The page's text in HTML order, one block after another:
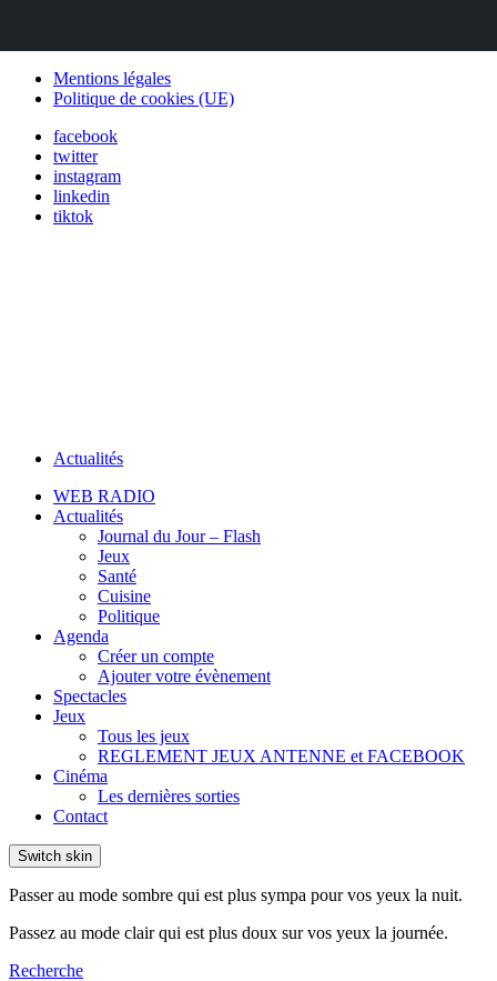
Mentions légales
Politique de cookies (UE)
facebook
twitter
instagram
linkedin
tiktok
Actualités
WEB RADIO
Actualités
Journal du Jour – Flash
Jeux
Santé
Cuisine
Politique
Agenda
Créer un compte
Ajouter votre évènement
Spectacles
Jeux
Tous les jeux
REGLEMENT JEUX ANTENNE et FACEBOOK
Cinéma
Les dernières sorties
Contact
Switch skin
Passer au mode sombre qui est plus sympa pour vos yeux la nuit.
Passez au mode clair qui est plus doux sur vos yeux la journée.
Recherche